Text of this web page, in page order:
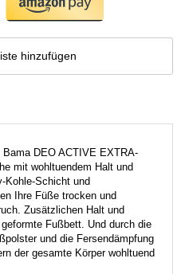
hinzufügen
DEO ACTIVE EXTRA-
mit wohltuendem Halt und
Kohle-Schicht und
Ihre Füße trocken und
Zusätzlichen Halt und
Fußbett. Und durch die
und die Fersendämpfung
der gesamte Körper wohltuend